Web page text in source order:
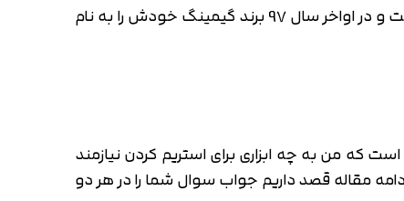
سرویس ویدئویی ایرانی آپارات تقریبا چند سال است که وارد بخش لایواستریم شده است و در اواخر سال 97 برند گیمینگ خودش را به نام
که من به چه ابزاری برای استریم کردن نیازمند
مقاله قصد داریم جواب سوال شما را در هر دو